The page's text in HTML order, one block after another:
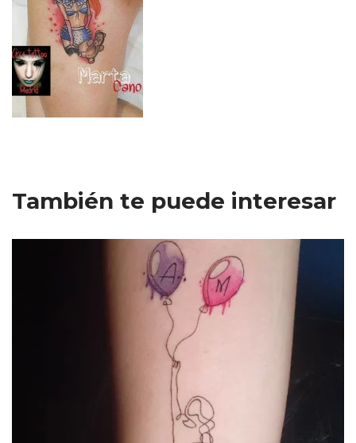
También te puede interesar